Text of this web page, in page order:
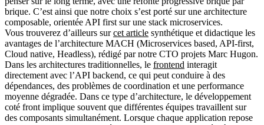
brique. C’est ainsi que notre choix s’est porté sur une architecture
composable, orientée API first sur une stack microservices.
Vous trouverez d’ailleurs surcet article synthétique et didactique les
avantages de l’architecture MACH (Microservices based, API-first,
Cloud native, Headless), rédigé par notre CTO projets Marc Hugon.
Dans les architectures traditionnelles, le frontend interagit
directement avec l’API backend, ce qui peut conduire à des
dépendances, des problèmes de coordination et une performance
moyenne dégradée. Dans ce type d’architecture, le développement
coté front implique souvent que différentes équipes travaillent sur
des composants simultanément. Lorsque chaque application repose